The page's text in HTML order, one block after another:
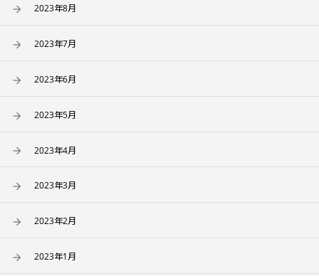
2023年8月
2023年7月
2023年6月
2023年5月
2023年4月
2023年3月
2023年2月
2023年1月